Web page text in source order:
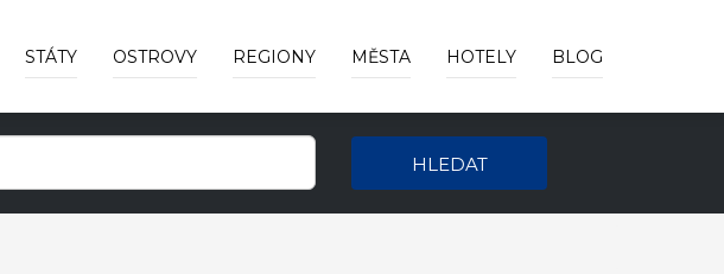
STÁTY OSTROVY REGIONY MĚSTA HOTELY BLOG
HLEDAT